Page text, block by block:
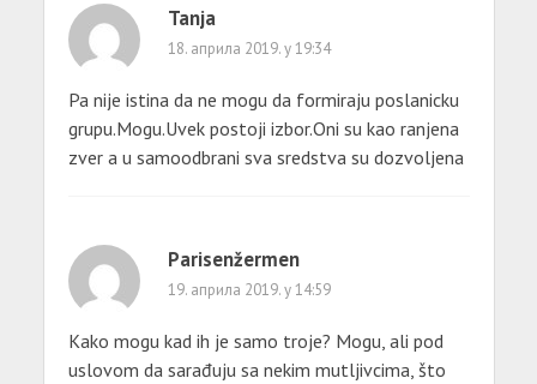
Tanja
18. априла 2019. у 19:34
Pa nije istina da ne mogu da formiraju poslanicku
grupu.Mogu.Uvek postoji izbor.Oni su kao ranjena
zver a u samoodbrani sva sredstva su dozvoljena
Parisenžermen
19. априла 2019. у 14:59
Kako mogu kad ih je samo troje? Mogu, ali pod
uslovom da sarađuju sa nekim mutljivcima, što